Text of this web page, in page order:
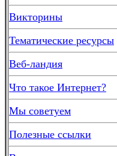
Викторины
Тематические ресурсы
Веб-ландия
Что такое Интернет?
Мы советуем
Полезные ссылки